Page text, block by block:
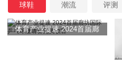
球鞋 潮流 评测
体育产业提速 2024首届廊